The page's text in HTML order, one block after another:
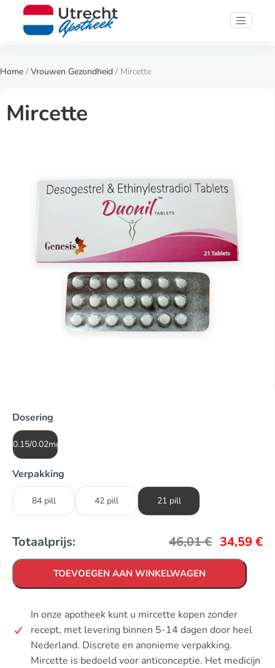
Home / Vrouwen Gezondheid / Mircette
Mircette
Dosering
0.15/0.02mg
Verpakking
84 pill 42 pill 21 pill
Totaalprijs: 46,01€ 34,59 €
TOEVOEGEN AAN WINKELWAGEN
In onze apotheek kunt u mircette kopen zonder
recept, met levering binnen 5-14 dagen door heel
Nederland. Discrete en anonieme verpakking.
Mircette is bedoeld voor anticonceptie. Het medicijn